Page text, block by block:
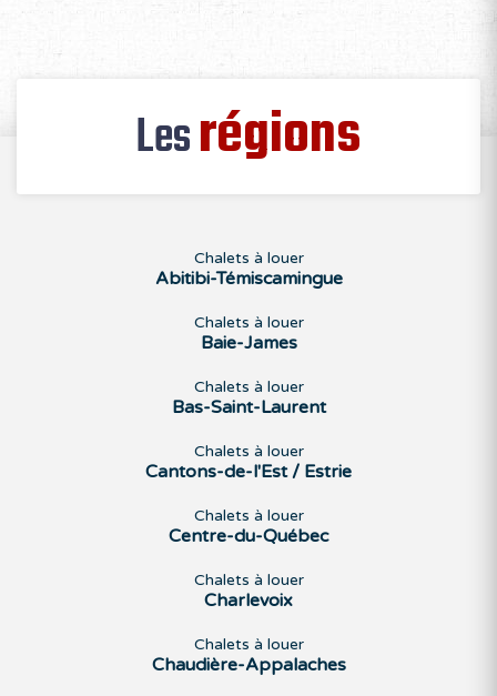
Lesrégions
Chalets à louer
Abitibi-Témiscamingue
Chalets à louer
Baie-James
Chalets à louer
Bas-Saint-Laurent
Chalets à louer
Cantons-de-l'Est / Estrie
Chalets à louer
Centre-du-Québec
Chalets à louer
Charlevoix
Chalets à louer
Chaudière-Appalaches